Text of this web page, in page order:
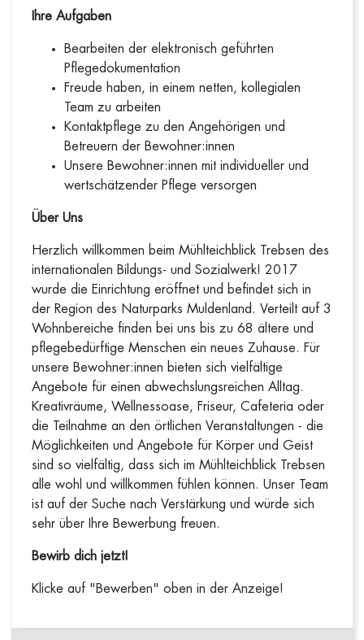
Ihre Aufgaben
Bearbeiten der elektronisch geführten
Pflegedokumentation
Freude haben, in einem netten, kollegialen
Team zu arbeiten
Kontaktpflege zu den Angehörigen und
Betreuern der Bewohner:innen
Unsere Bewohner:innen mit individueller und
wertschätzender Pflege versorgen
Über Uns
Herzlich willkommen beim Mühlteichblick Trebsen des
internationalen Bildungs- und Sozialwerk! 2017
wurde die Einrichtung eröffnet und befindet sich in
der Region des Naturparks Muldenland. Verteilt auf 3
Wohnbereiche finden bei uns bis zu 68 ältere und
pflegebedürftige Menschen ein neues Zuhause. Für
unsere Bewohner:innen bieten sich vielfältige
Angebote für einen abwechslungsreichen Alltag.
Kreativräume, Wellnessoase, Friseur, Cafeteria oder
die Teilnahme an den örtlichen Veranstaltungen - die
Möglichkeiten und Angebote für Körper und Geist
sind so vielfältig, dass sich im Mühlteichblick Trebsen
alle wohl und willkommen fühlen können. Unser Team
ist auf der Suche nach Verstärkung und würde sich
sehr über Ihre Bewerbung freuen.
Bewirb dich jetzt!
Klicke auf "Bewerben" oben in der Anzeige!